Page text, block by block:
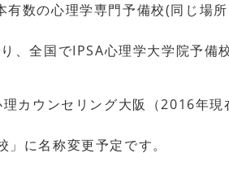
数の心理学専門予備校(同じ場
、全国でIPSA心理学大学院予備
カウンセリング大阪（2016年現
に名称変更予定です。